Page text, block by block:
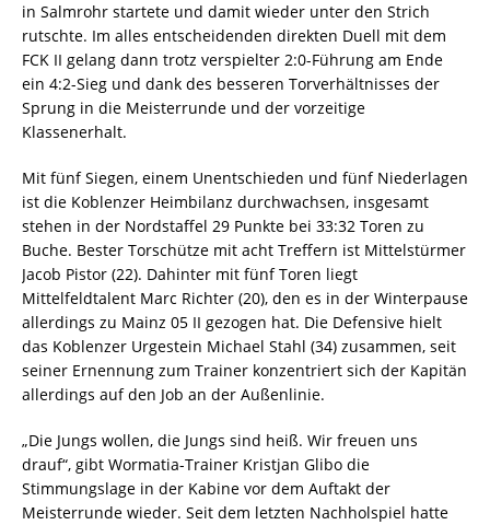
in Salmrohr startete und damit wieder unter den Strich
rutschte. Im alles entscheidenden direkten Duell mit dem
FCK II gelang dann trotz verspielter 2:0-Führung am Ende
ein 4:2-Sieg und dank des besseren Torverhältnisses der
Sprung in die Meisterrunde und der vorzeitige
Klassenerhalt.
Mit fünf Siegen, einem Unentschieden und fünf Niederlagen
ist die Koblenzer Heimbilanz durchwachsen, insgesamt
stehen in der Nordstaffel 29 Punkte bei 33:32 Toren zu
Buche. Bester Torschütze mit acht Treffern ist Mittelstürmer
Jacob Pistor (22). Dahinter mit fünf Toren liegt
Mittelfeldtalent Marc Richter (20), den es in der Winterpause
allerdings zu Mainz 05 II gezogen hat. Die Defensive hielt
das Koblenzer Urgestein Michael Stahl (34) zusammen, seit
seiner Ernennung zum Trainer konzentriert sich der Kapitän
allerdings auf den Job an der Außenlinie.
„Die Jungs wollen, die Jungs sind heiß. Wir freuen uns
drauf“, gibt Wormatia-Trainer Kristjan Glibo die
Stimmungslage in der Kabine vor dem Auftakt der
Meisterrunde wieder. Seit dem letzten Nachholspiel hatte